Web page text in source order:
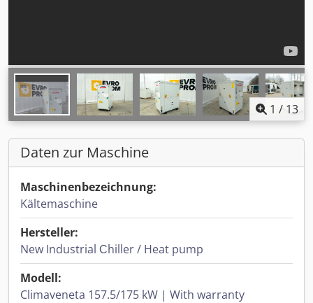
1 / 13
Daten zur Maschine
Maschinenbezeichnung:
Kältemaschine
Hersteller:
New Industrial Сhiller / Heat pump
Modell:
Climaveneta 157.5/175 kW | With warranty